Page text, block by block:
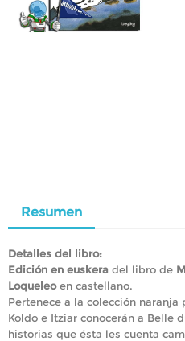
Resumen
Detalles del libro:
Edición en euskera del libro de
Loqueleoen castellano.
Pertenece a la colección naranja
Koldo e Itziar conocerán a Belle
historias que ésta les cuenta